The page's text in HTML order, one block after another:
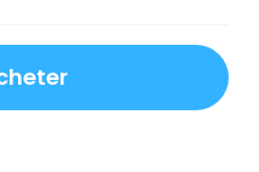
:
MAD.
est :